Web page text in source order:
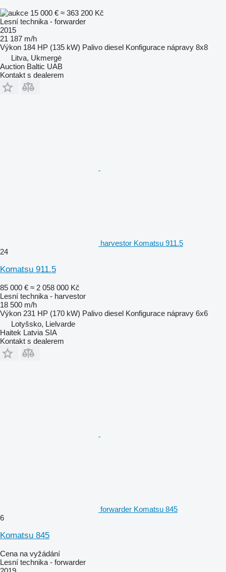
15 000 € ≈ 363 200 Kč
Lesní technika - forwarder
2015
21 187 m/h
Výkon 184 HP (135 kW) Palivo diesel Konfigurace nápravy 8x8
Litva, Ukmergė
Auction Baltic UAB
Kontakt s dealerem
harvestor Komatsu 911.5
24
Komatsu 911.5
85 000 € ≈ 2 058 000 Kč
Lesní technika - harvestor
18 500 m/h
Výkon 231 HP (170 kW) Palivo diesel Konfigurace nápravy 6x6
Lotyšsko, Lielvarde
Haitek Latvia SIA
Kontakt s dealerem
forwarder Komatsu 845
6
Komatsu 845
Cena na vyžádání
Lesní technika - forwarder